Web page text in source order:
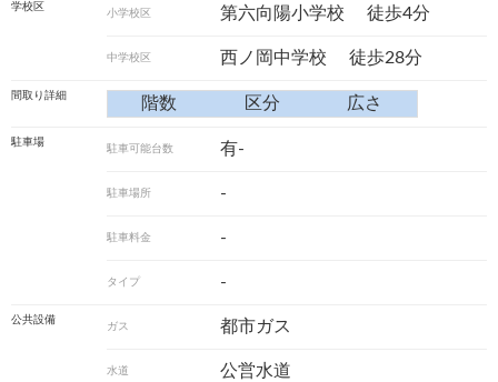
学校区
小学校区 第六向陽小学校 徒歩4分
中学校区 西ノ岡中学校 徒歩28分
間取り詳細 階数 区分 広さ
駐車場
駐車可能台数 有-
駐車場所 -
駐車料金 -
タイプ -
公共設備
ガス 都市ガス
水道 公営水道